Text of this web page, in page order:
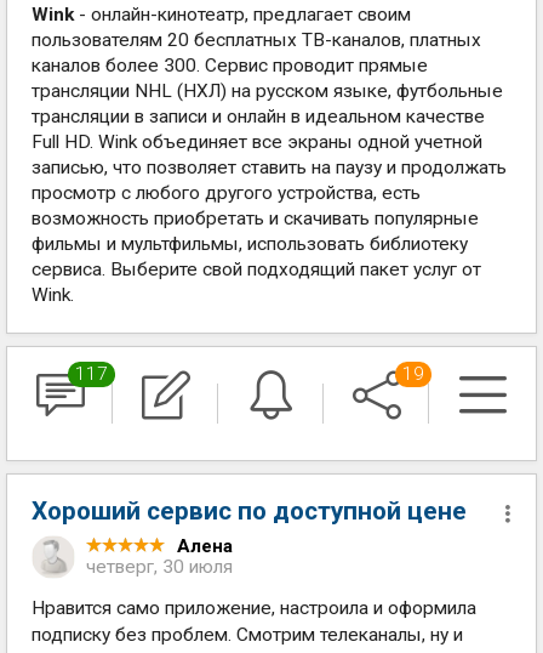
Wink - онлайн-кинотеатр, предлагает своим
пользователям 20 бесплатных ТВ-каналов, платных
каналов более 300. Сервис проводит прямые
трансляции NHL (НХЛ) на русском языке, футбольные
трансляции в записи и онлайн в идеальном качестве
Full HD. Wink объединяет все экраны одной учетной
записью, что позволяет ставить на паузу и продолжать
просмотр с любого другого устройства, есть
возможность приобретать и скачивать популярные
фильмы и мультфильмы, использовать библиотеку
сервиса. Выберите свой подходящий пакет услуг от
Wink.
117 19
Хороший сервис по доступной цене
Алена
четверг, 30 июля
Нравится само приложение, настроила и оформила
подписку без проблем. Смотрим телеканалы, ну и